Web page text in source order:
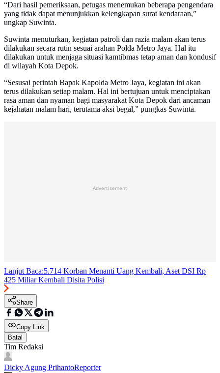
“Dari hasil pemeriksaan, petugas menemukan beberapa pengendara
yang tidak dapat menunjukkan kelengkapan surat kendaraan,”
ungkap Suwinta.
Suwinta menuturkan, kegiatan patroli dan razia malam akan terus
dilakukan secara rutin sesuai arahan Polda Metro Jaya. Hal itu
dilakukan untuk menjaga situasi kamtibmas tetap aman dan kondusif
di wilayah Kota Depok.
“Sesusai perintah Bapak Kapolda Metro Jaya, kegiatan ini akan
terus dilakukan setiap malam. Hal ini bertujuan untuk menciptakan
rasa aman dan nyaman bagi masyarakat Kota Depok dari ancaman
kejahatan malam hari, terutama aksi begal,” pungkas Suwinta.
Advertisement
Lanjut Baca:5.714 Korban Menanti Uang Kembali, Aset DSI Rp
425 Miliar Kembali Disita Polisi
Share
Copy Link
Batal
Tim Redaksi
Dicky Agung PrihantoReporter